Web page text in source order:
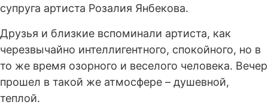
супруга артиста Розалия Янбекова.
Друзья и близкие вспоминали артиста, как
черезвычайно интеллигентного, спокойного, но в
то же время озорного и веселого человека. Вечер
прошел в такой же атмосфере – душевной,
теплой.